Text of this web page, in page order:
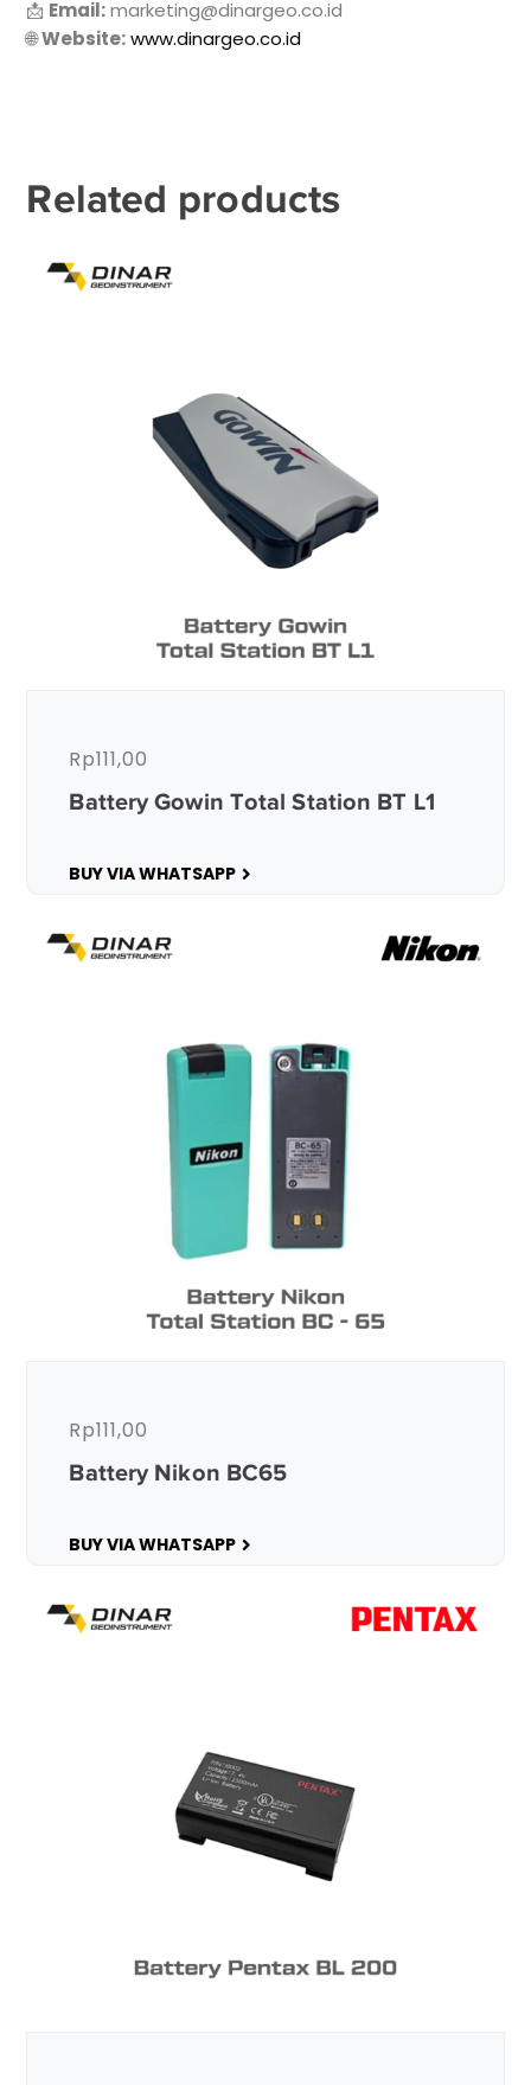
📩 Email:marketing@dinargeo.co.id
🌐Website: www.dinargeo.co.id
Related products
Battery Gowin Total Station BT L1
Rp111,00
BUY VIA WHATSAPP
Battery Nikon BC65
Rp111,00
BUY VIA WHATSAPP